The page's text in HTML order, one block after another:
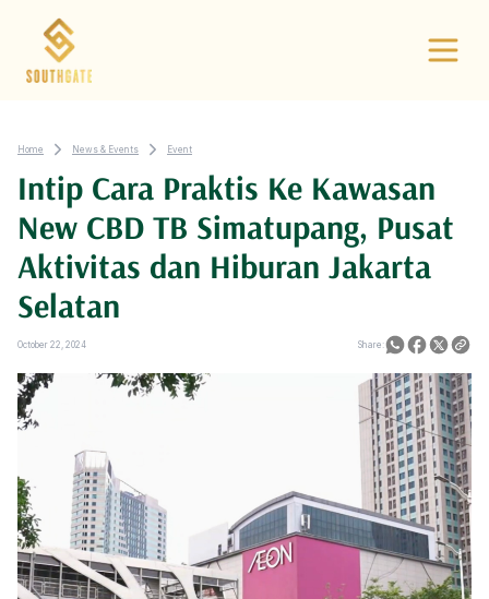
Home News & Events Event
Intip Cara Praktis Ke Kawasan
New CBD TB Simatupang, Pusat
Aktivitas dan Hiburan Jakarta
Selatan
October 22, 2024 Share: